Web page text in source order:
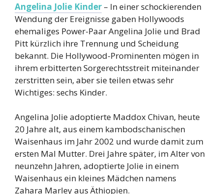
Angelina Jolie Kinder – In einer schockierenden
Wendung der Ereignisse gaben Hollywoods
ehemaliges Power-Paar Angelina Jolie und Brad
Pitt kürzlich ihre Trennung und Scheidung
bekannt. Die Hollywood-Prominenten mögen in
ihrem erbitterten Sorgerechtsstreit miteinander
zerstritten sein, aber sie teilen etwas sehr
Wichtiges: sechs Kinder.
Angelina Jolie adoptierte Maddox Chivan, heute
20 Jahre alt, aus einem kambodschanischen
Waisenhaus im Jahr 2002 und wurde damit zum
ersten Mal Mutter. Drei Jahre später, im Alter von
neunzehn Jahren, adoptierte Jolie in einem
Waisenhaus ein kleines Mädchen namens
Zahara Marley aus Äthiopien.